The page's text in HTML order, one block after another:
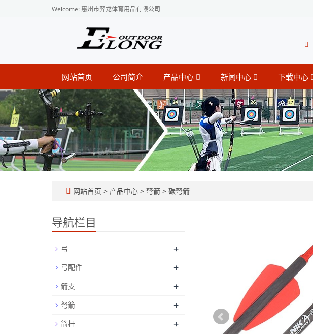
Welcome: 惠州市羿龙体育用品有限公司
网站首页 公司简介 产品中心 新闻中心 下载中心
网站首页 > 产品中心 > 弩箭 > 碳弩箭
导航栏目
弓 +
弓配件 +
箭支 +
弩箭 +
箭杆 +